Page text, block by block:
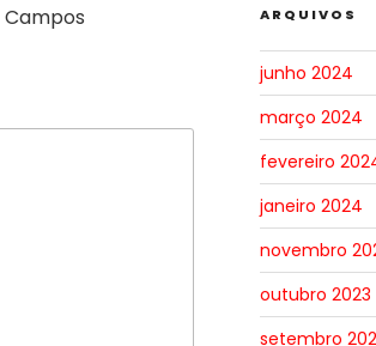
Campos
ARQUIVOS
junho 2024
março 2024
fevereiro
janeiro 2024
novembro
outubro 2023
setembro